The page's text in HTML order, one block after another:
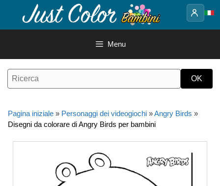
contenuto
Menu
Pagina iniziale » Personaggi dei videogiochi »Angry Birds »
Disegni da colorare di Angry Birds per bambini